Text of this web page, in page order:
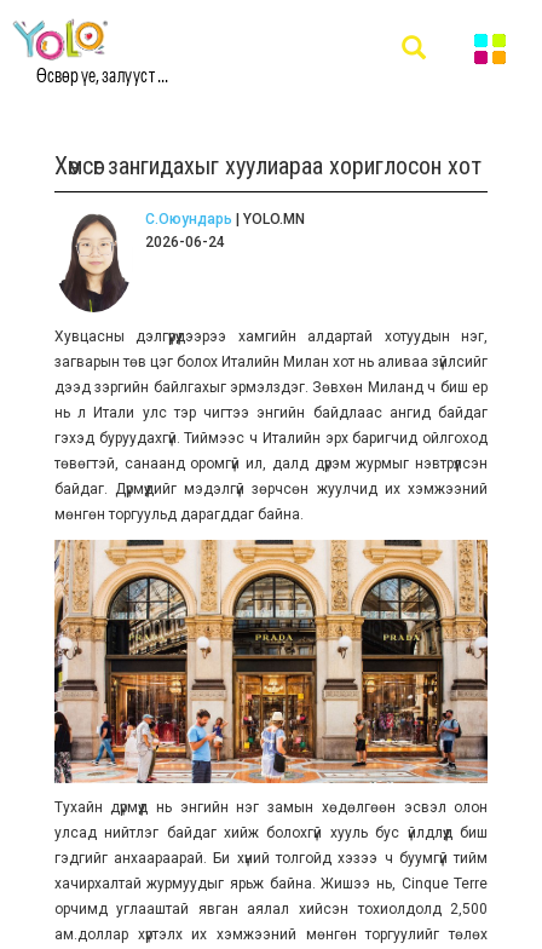
Өсвөр үе, залууст ...
Хөмсөг зангидахыг хуулиараа хориглосон хот
С.Оюундарь | YOLO.MN
2026-06-24
Хувцасны дэлгүүрүүдээрээ хамгийн алдартай хотуудын нэг,
загварын төв цэг болох Италийн Милан хот нь аливаа зүйлсийг
дээд зэргийн байлгахыг эрмэлздэг. Зөвхөн Миланд ч биш ер
нь л Итали улс тэр чигтээ энгийн байдлаас ангид байдаг
гэхэд буруудахгүй. Тиймээс ч Италийн эрх баригчид ойлгоход
төвөгтэй, санаанд оромгүй ил, далд дүрэм журмыг нэвтрүүлсэн
байдаг. Дүрмүүдийг мэдэлгүй зөрчсөн жуулчид их хэмжээний
мөнгөн торгуульд дарагддаг байна.
Тухайн дүрмүүд нь энгийн нэг замын хөдөлгөөн эсвэл олон
улсад нийтлэг байдаг хийж болохгүй хууль бус үйлдлүүд биш
гэдгийг анхаараарай. Би хүний толгойд хэзээ ч буумгүй тийм
хачирхалтай журмуудыг ярьж байна. Жишээ нь, Cinque Terre
орчимд углааштай явган аялал хийсэн тохиолдолд 2,500
ам.доллар хүртэлх их хэмжээний мөнгөн торгуулийг төлөх